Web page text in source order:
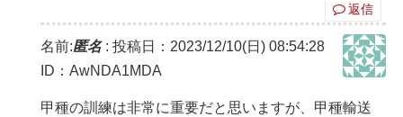
返信
名前:匿名: 投稿日：2023/12/10(日) 08:54:28
ID：AwNDA1MDA
甲種の訓練は非常に重要だと思いますが、甲種輸送